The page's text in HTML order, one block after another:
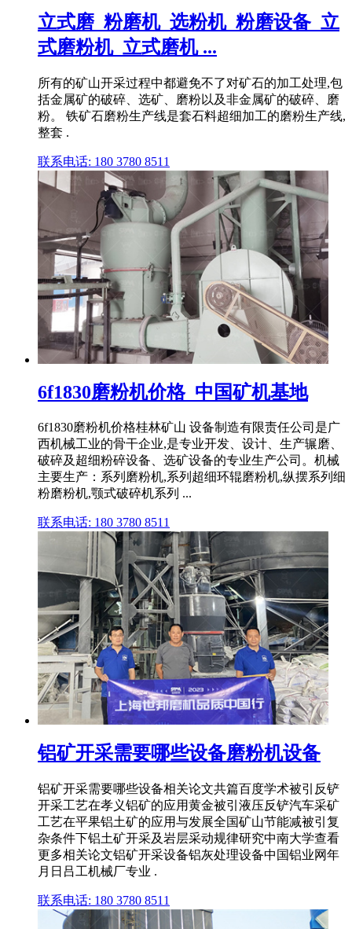
立式磨_粉磨机_选粉机_粉磨设备_立
式磨粉机_立式磨机 ...
所有的矿山开采过程中都避免不了对矿石的加工处理,包
括金属矿的破碎、选矿、磨粉以及非金属矿的破碎、磨
粉。 铁矿石磨粉生产线是套石料超细加工的磨粉生产线,
整套 .
联系电话: 180 3780 8511
6f1830磨粉机价格_中国矿机基地
6f1830磨粉机价格桂林矿山 设备制造有限责任公司是广
西机械工业的骨干企业,是专业开发、设计、生产辗磨、
破碎及超细粉碎设备、选矿设备的专业生产公司。机械
主要生产：系列磨粉机,系列超细环辊磨粉机,纵摆系列细
粉磨粉机,颚式破碎机系列 ...
联系电话: 180 3780 8511
铝矿开采需要哪些设备磨粉机设备
铝矿开采需要哪些设备相关论文共篇百度学术被引反铲
开采工艺在孝义铝矿的应用黄金被引液压反铲汽车采矿
工艺在平果铝土矿的应用与发展全国矿山节能减被引复
杂条件下铝土矿开采及岩层采动规律研究中南大学查看
更多相关论文铝矿开采设备铝灰处理设备中国铝业网年
月日吕工机械厂专业 .
联系电话: 180 3780 8511